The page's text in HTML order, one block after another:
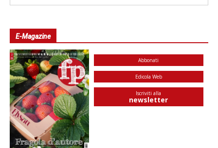
E-Magazine
Abbonati
Edicola Web
Iscriviti alla
newsletter